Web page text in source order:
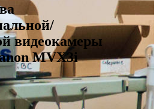
видеокамеры
MVX3i